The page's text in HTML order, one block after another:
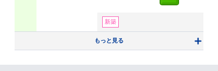
新築
もっと見る